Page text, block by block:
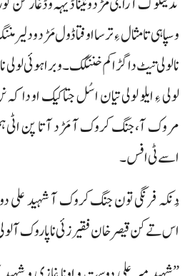
و سپاہی تا مثال ءِ ترسا اوفتا ڈول مَڑد ودلیر
نا لولی تیٹ دا گڑا کم خننگک۔ و براہوئی
لولی ءِ ایلو لولی تیان اسُل جتاکیک او دا
مروک آ، جنگ کروک آ مَڑد آتا پن اٹی
اسے ٹی افس۔
دُنکہ فرنگی تون جنگ کروک آ شہید علی
اس تے کن قیصرخان فقیرزئی نا پاروک آ